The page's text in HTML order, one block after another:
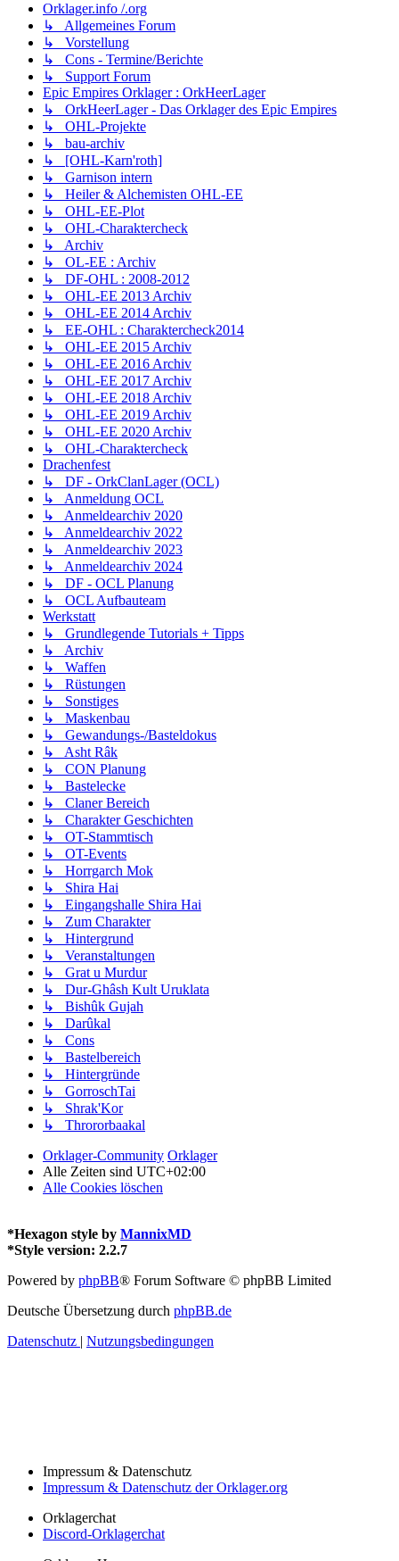
Orklager.info /.org
↳ Allgemeines Forum
↳ Vorstellung
↳ Cons - Termine/Berichte
↳ Support Forum
Epic Empires Orklager : OrkHeerLager
↳ OrkHeerLager - Das Orklager des Epic Empires
↳ OHL-Projekte
↳ bau-archiv
↳ [OHL-Karn'roth]
↳ Garnison intern
↳ Heiler & Alchemisten OHL-EE
↳ OHL-EE-Plot
↳ OHL-Charaktercheck
↳ Archiv
↳ OL-EE : Archiv
↳ DF-OHL : 2008-2012
↳ OHL-EE 2013 Archiv
↳ OHL-EE 2014 Archiv
↳ EE-OHL : Charaktercheck2014
↳ OHL-EE 2015 Archiv
↳ OHL-EE 2016 Archiv
↳ OHL-EE 2017 Archiv
↳ OHL-EE 2018 Archiv
↳ OHL-EE 2019 Archiv
↳ OHL-EE 2020 Archiv
↳ OHL-Charaktercheck
Drachenfest
↳ DF - OrkClanLager (OCL)
↳ Anmeldung OCL
↳ Anmeldearchiv 2020
↳ Anmeldearchiv 2022
↳ Anmeldearchiv 2023
↳ Anmeldearchiv 2024
↳ DF - OCL Planung
↳ OCL Aufbauteam
Werkstatt
↳ Grundlegende Tutorials + Tipps
↳ Archiv
↳ Waffen
↳ Rüstungen
↳ Sonstiges
↳ Maskenbau
↳ Gewandungs-/Basteldokus
↳ Asht Râk
↳ CON Planung
↳ Bastelecke
↳ Claner Bereich
↳ Charakter Geschichten
↳ OT-Stammtisch
↳ OT-Events
↳ Horrgarch Mok
↳ Shira Hai
↳ Eingangshalle Shira Hai
↳ Zum Charakter
↳ Hintergrund
↳ Veranstaltungen
↳ Grat u Murdur
↳ Dur-Ghâsh Kult Uruklata
↳ Bishûk Gujah
↳ Darûkal
↳ Cons
↳ Bastelbereich
↳ Hintergründe
↳ GorroschTai
↳ Shrak'Kor
↳ Thrororbaakal
Orklager-Community Orklager
Alle Zeiten sind UTC+02:00
Alle Cookies löschen
*Hexagon style by MannixMD
*Style version: 2.2.7
Powered by phpBB® Forum Software © phpBB Limited
Deutsche Übersetzung durch phpBB.de
Datenschutz | Nutzungsbedingungen
Impressum & Datenschutz
Impressum & Datenschutz der Orklager.org
Orklagerchat
Discord-Orklagerchat